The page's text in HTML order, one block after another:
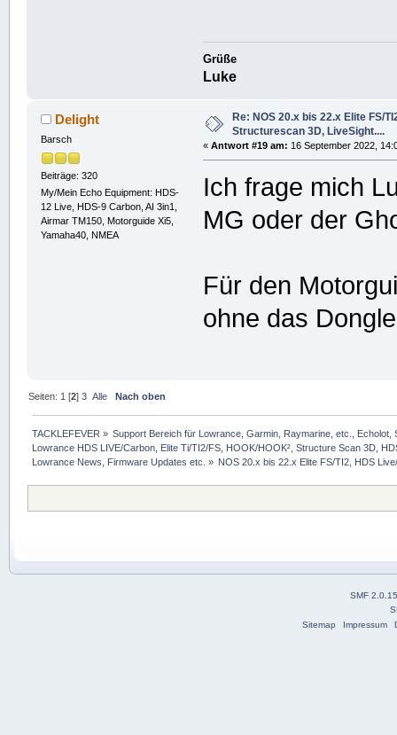
Grüße
Luke
Delight
Barsch
Beiträge: 320
My/Mein Echo Equipment: HDS-
12 Live, HDS-9 Carbon, AI 3in1,
Airmar TM150, Motorguide Xi5,
Yamaha40, NMEA
Re: NOS 20.x bis 22.x Elite FS/
Structurescan 3D, LiveSight....
«Antwort #19 am: 16 September 2022,
Ich frage mich
MG oder der
Für den
ohne das
Seiten: 1 [2]3 Alle Nach oben
TACKLEFEVER » Support Bereich für Lowrance, Garmin, Raymarine, etc.,
Lowrance HDS LIVE/Carbon, Elite Ti/TI2/FS, HOOK/HOOK², Structure Scan 3D,
Lowrance News, Firmware Updates etc. » NOS 20.x bis 22.x Elite FS/TI2, HDS
SMF 2.0.15
Sitemap
Impressum